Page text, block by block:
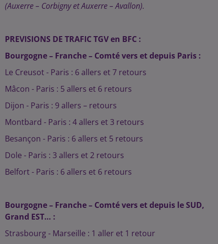
(Auxerre – Corbigny et Auxerre – Avallon).
PREVISIONS DE TRAFIC TGV en BFC :
Bourgogne – Franche – Comté vers et depuis Paris :
Le Creusot - Paris : 6 allers et 7 retours
Mâcon - Paris : 5 allers et 6 retours
Dijon - Paris : 9 allers – retours
Montbard - Paris : 4 allers et 3 retours
Besançon - Paris : 6 allers et 5 retours
Dole - Paris : 3 allers et 2 retours
Belfort - Paris : 6 allers et 6 retours
Bourgogne – Franche – Comté vers et depuis le SUD,
Grand EST… :
Strasbourg - Marseille : 1 aller et 1 retour